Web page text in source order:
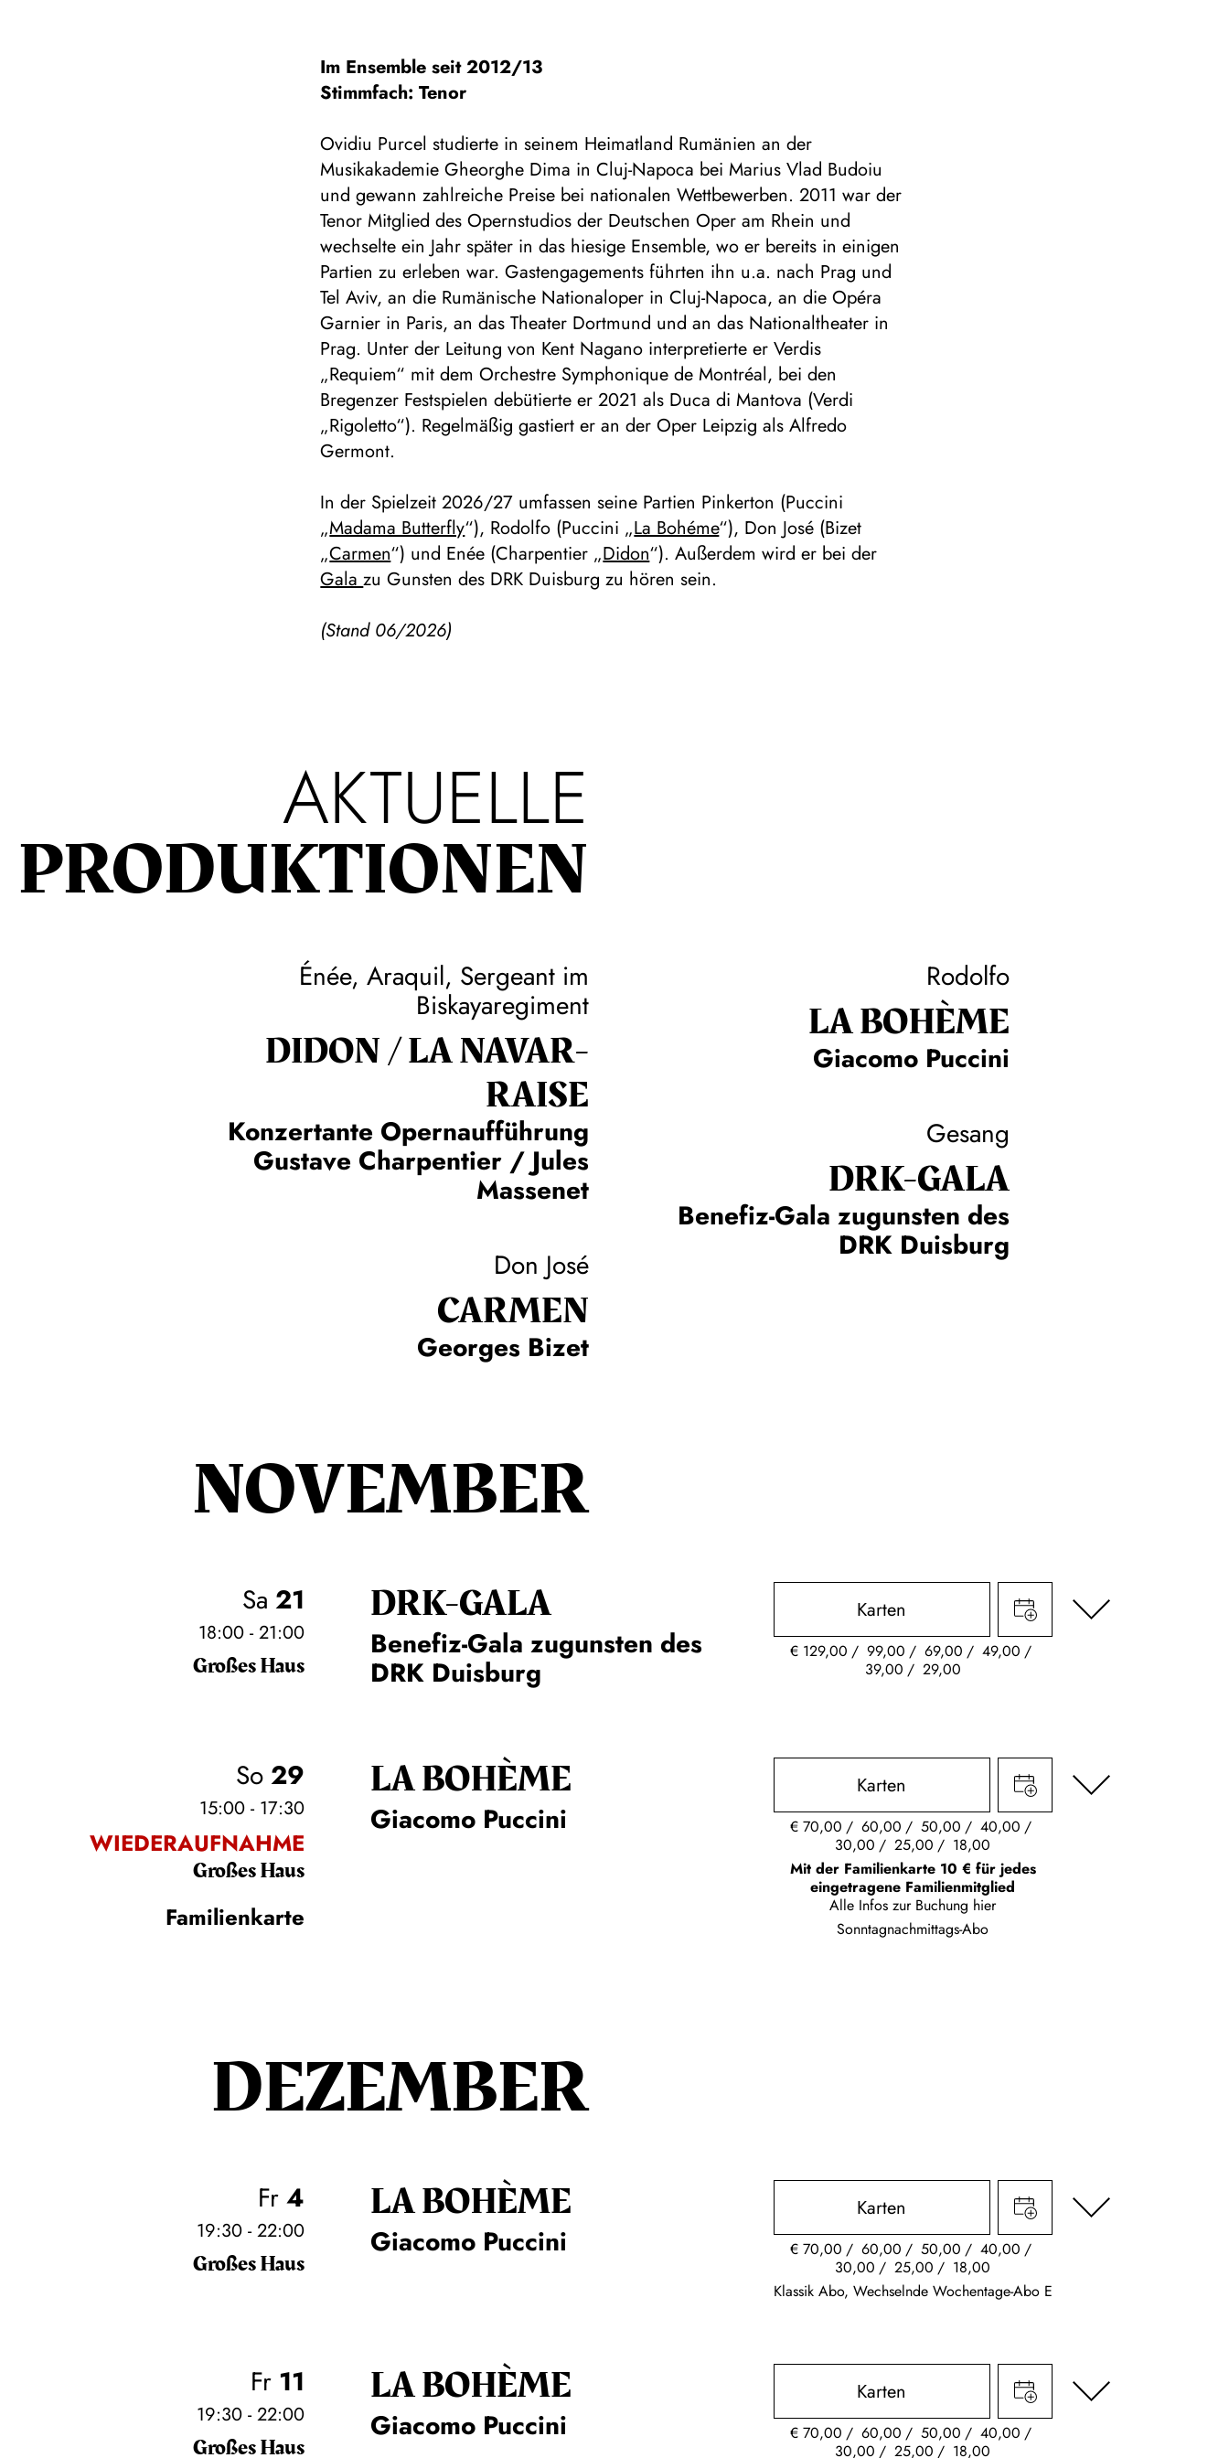
Im Ensemble seit 2012/13
Stimmfach: Tenor
Ovidiu Purcel studierte in seinem Heimatland Rumänien an der
Musikakademie Gheorghe Dima in Cluj-Napoca bei Marius Vlad Budoiu
und gewann zahlreiche Preise bei nationalen Wettbewerben. 2011 war der
Tenor Mitglied des Opernstudios der Deutschen Oper am Rhein und
wechselte ein Jahr später in das hiesige Ensemble, wo er bereits in einigen
Partien zu erleben war. Gastengagements führten ihn u.a. nach Prag und
Tel Aviv, an die Rumänische Nationaloper in Cluj-Napoca, an die Opéra
Garnier in Paris, an das Theater Dortmund und an das Nationaltheater in
Prag. Unter der Leitung von Kent Nagano interpretierte er Verdis
„Requiem“ mit dem Orchestre Symphonique de Montréal, bei den
Bregenzer Festspielen debütierte er 2021 als Duca di Mantova (Verdi
„Rigoletto“). Regelmäßig gastiert er an der Oper Leipzig als Alfredo
Germont.
In der Spielzeit 2026/27 umfassen seine Partien Pinkerton (Puccini
„Madama Butterfly“), Rodolfo (Puccini „La Bohéme“), Don José (Bizet
„Carmen“) und Enée (Charpentier „Didon“). Außerdem wird er bei der
Galazu Gunsten des DRK Duisburg zu hören sein.
(Stand 06/2026)
AKTUELLE
PRODUKTIONEN
Énée, Araquil, Sergeant im
Biskayaregiment
DIDON / LA NAVAR­
RAISE
Konzertante Opernaufführung
Gustave Charpentier / Jules
Massenet
Don José
CARMEN
Georges Bizet
Rodolfo
LA BOHÈME
Giacomo Puccini
Gesang
DRK-GALA
Benefiz-Gala zugunsten des
DRK Duisburg
NOVEMBER
Sa 21
18:00 - 21:00
Großes Haus
DRK-GALA
Benefiz-Gala zugunsten des
DRK Duisburg
Karten
€ 129,00 99,00 69,00
49,00
39,00
29,00
So29
15:00 - 17:30
WIEDERAUFNAHME
Großes Haus
Familienkarte
LA BOHÈME
Giacomo Puccini
Karten
€70,00 60,00 50,00
40,00
30,00
25,00
18,00
Mit der Familienkarte 10 € für jedes
eingetragene Familienmitglied
Alle Infos zur Buchung hier
Sonntagnachmittags-Abo
DEZEMBER
Fr4
19:30 - 22:00
Großes Haus
LA BOHÈME
Giacomo Puccini
Karten
€70,00 60,00 50,00
40,00
30,00
25,00
18,00
Klassik Abo, Wechselnde Wochentage-Abo E
Fr 11
19:30 - 22:00
Großes Haus
LA BOHÈME
Giacomo Puccini
Karten
€70,00 60,00 50,00
40,00
30,00
25,00 18,00